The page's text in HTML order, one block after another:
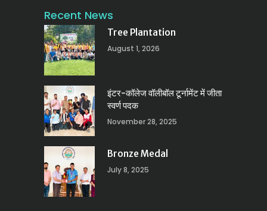
Recent News
Tree Plantation
August 1, 2026
इंटर-कॉलेज वॉलीबॉल टूर्नामेंट में जीता
स्वर्ण पदक
November 28, 2025
Bronze Medal
July 8, 2025